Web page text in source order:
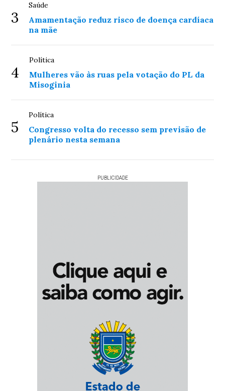
3
Saúde
Amamentação reduz risco de doença cardíaca
na mãe
4
Política
Mulheres vão às ruas pela votação do PL da
Misoginia
5
Política
Congresso volta do recesso sem previsão de
plenário nesta semana
PUBLICIDADE